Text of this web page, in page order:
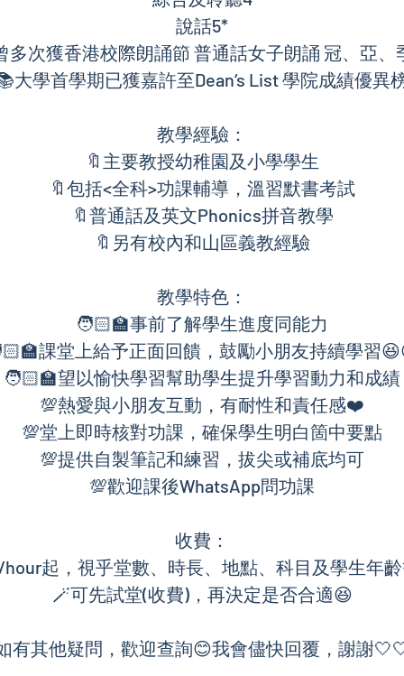
說話5*
多次獲香港校際朗誦節 普通話女子朗誦 冠、亞、
大學首學期已獲嘉許至Dean‘s List 學院成績優異
教學經驗：
🔖主要教授幼稚園及小學學生
🔖包括<全科>功課輔導，溫習默書考試
🔖普通話及英文Phonics拼音教學
🔖另有校內和山區義教經驗
教學特色：
🧑🏻‍🏫事前了解學生進度同能力
課堂上給予正面回饋，鼓勵小朋友持續學習
🧑🏻‍🏫望以愉快學習幫助學生提升學習動力和成績
💯熱愛與小朋友互動，有耐性和責任感❤️
💯堂上即時核對功課，確保學生明白箇中要點
💯提供自製筆記和練習，拔尖或補底均可
💯歡迎課後WhatsApp問功課
收費：
hour起，視乎堂數、時長、地點、科目及學生年
🪄可先試堂(收費)，再決定是否合適😆
有其他疑問，歡迎查詢😊我會儘快回覆，謝謝